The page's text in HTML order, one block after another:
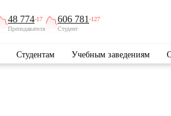
48 774-17
Преподавателя
606 781 -127
Студент
Студентам Учебным заведениям